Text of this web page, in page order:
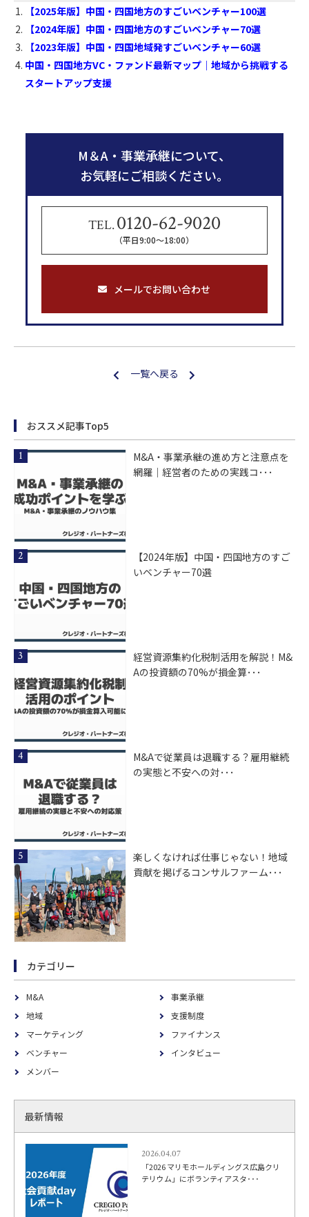
e
b
o
o
e
e
n
a
【2025年版】中国・四国地方のすごいベンチャー100選
【2024年版】中国・四国地方のすごいベンチャー70選
【2023年版】中国・四国地域発すごいベンチャー60選
中国・四国地方VC・ファンド最新マップ｜地域から挑戦する
スタートアップ支援
M＆A・事業承継について、
お気軽にご相談ください。
TEL.0120-62-9020
（平日9:00〜18:00）
メールでお問い合わせ
一覧へ戻る
おススメ記事Top5
M&A・事業承継の進め方と注意点を
網羅｜経営者のための実践コ･･･
【2024年版】中国・四国地方のすご
いベンチャー70選
経営資源集約化税制活用を解説！M&
Aの投資額の70%が損金算･･･
M&Aで従業員は退職する？雇用継続
の実態と不安への対･･･
楽しくなければ仕事じゃない！地域
貢献を掲げるコンサルファーム･･･
カテゴリー
M&A
事業承継
地域
支援制度
マーケティング
ファイナンス
ベンチャー
インタビュー
メンバー
最新情報
2026.04.07
「2026 マリモホールディングス広島クリ
テリウム」にボランティアスタ･･･